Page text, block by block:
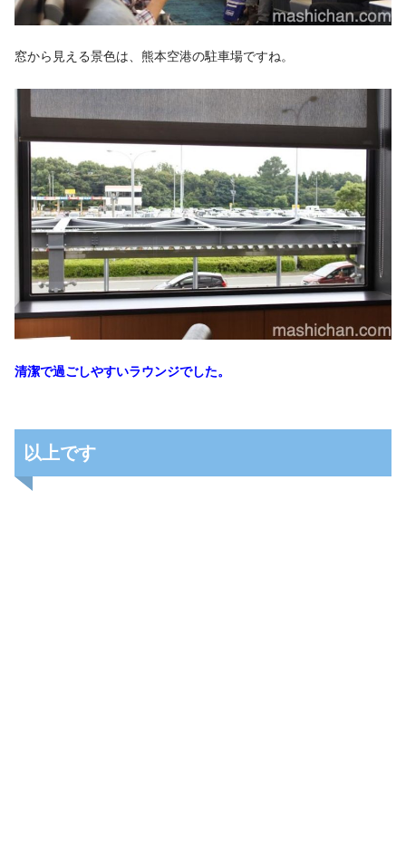
窓から見える景色は、熊本空港の駐車場ですね。
清潔で過ごしやすいラウンジでした。
以上です